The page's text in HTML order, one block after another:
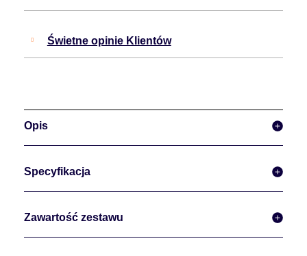
Świetne opinie Klientów
Opis
Specyfikacja
Zawartość zestawu